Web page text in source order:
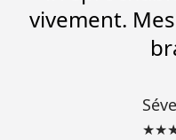
vivement.